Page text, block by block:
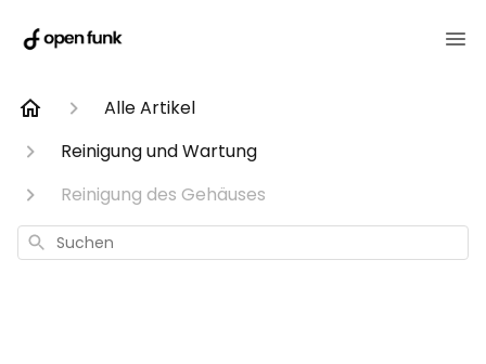
Alle Artikel
Reinigung und Wartung
Reinigung des Gehäuses
Suchen